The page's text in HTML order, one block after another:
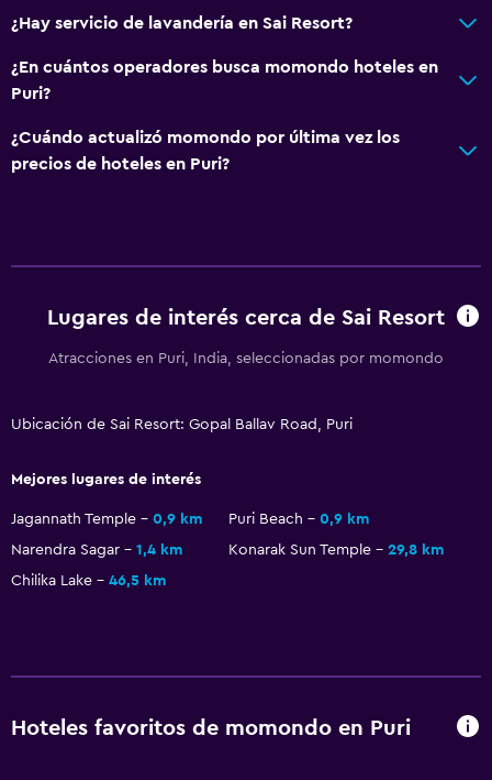
¿Hay servicio de lavandería en Sai Resort?
¿En cuántos operadores busca momondo hoteles en
Puri?
¿Cuándo actualizó momondo por última vez los
precios de hoteles en Puri?
Lugares de interés cerca de Sai Resort
Atracciones en Puri, India, seleccionadas por momondo
Ubicación de Sai Resort: Gopal Ballav Road, Puri
Mejores lugares de interés
Jagannath Temple 0,9 km Puri Beach
0,9 km
Narendra Sagar
1,4 km Konarak Sun Temple
29,8 km
Chilika Lake
46,5 km
Hoteles favoritos de momondo en Puri